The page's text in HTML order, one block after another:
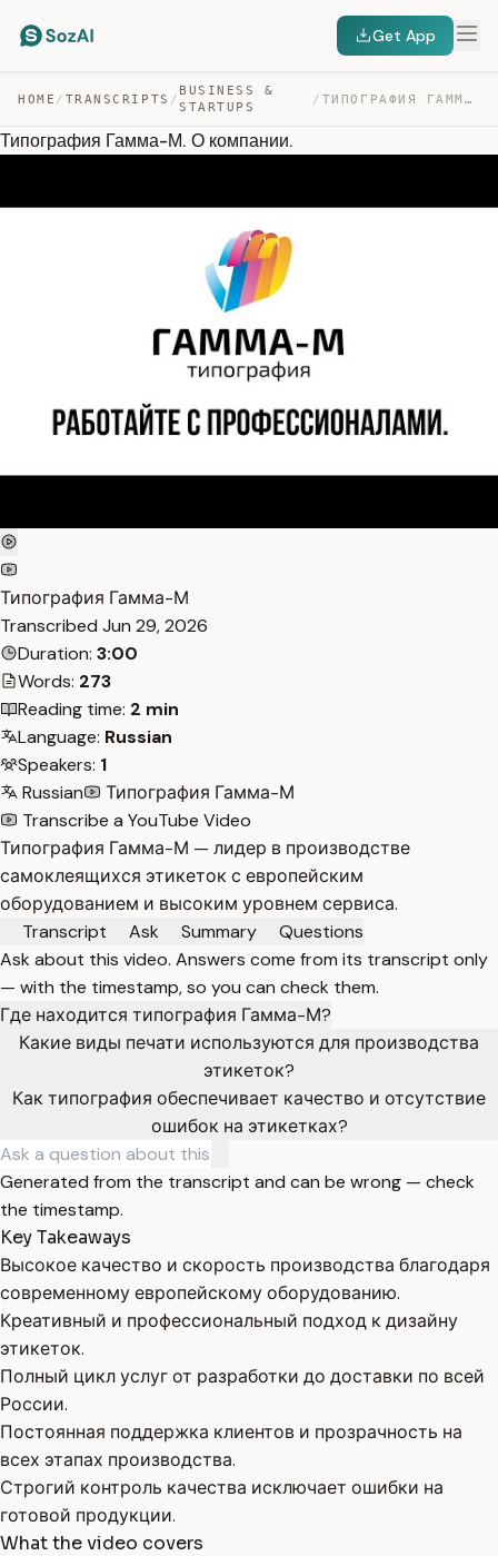
Get App
HOME / TRANSCRIPTS /
BUSINESS &
STARTUPS
/ ТИПОГРАФИЯ ГАММА-М. О КОМПАНИИ. — TRANSCRIPT
Типография Гамма-М. О компании.
Типография Гамма-М
Transcribed Jun 29, 2026
Duration: 3:00
Words: 273
Reading time: 2 min
Language: Russian
Speakers: 1
Russian
Типография Гамма-М
Transcribe a YouTube Video
Типография Гамма-М — лидер в производстве
самоклеящихся этикеток с европейским
оборудованием и высоким уровнем сервиса.
Transcript
Ask Summary
Questions
Ask about this video. Answers come from its transcript only
— with the timestamp, so you can check them.
Где находится типография Гамма-М?
Какие виды печати используются для производства
этикеток?
Как типография обеспечивает качество и отсутствие
ошибок на этикетках?
Generated from the transcript and can be wrong — check
the timestamp.
Key Takeaways
Высокое качество и скорость производства благодаря
современному европейскому оборудованию.
Креативный и профессиональный подход к дизайну
этикеток.
Полный цикл услуг от разработки до доставки по всей
России.
Постоянная поддержка клиентов и прозрачность на
всех этапах производства.
Строгий контроль качества исключает ошибки на
готовой продукции.
What the video covers